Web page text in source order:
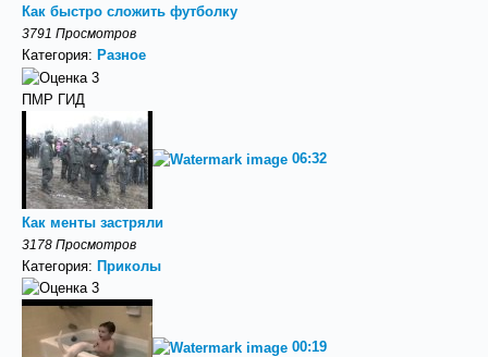
Как быстро сложить футболку
3791 Просмотров
Категория: Разное
ПМР ГИД
06:32
Как менты застряли
3178 Просмотров
Категория: Приколы
00:19